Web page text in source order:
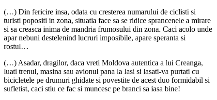
(…) Din fericire insa, odata cu cresterea numarului de ciclisti si
turisti popositi in zona, situatia face sa se ridice sprancenele a mirare
si sa creasca inima de mandria frumosului din zona. Caci acolo unde
apar nebuni destelenind lucruri imposibile, apare speranta si
rostul…
(…) Asadar, dragilor, daca vreti Moldova autentica a lui Creanga,
luati trenul, masina sau avionul pana la Iasi si lasati-va purtati cu
bicicletele pe drumuri ghidate si povestite de acest duo formidabil si
sufletist, caci stiu ce fac si muncesc pe branci sa iasa bine!